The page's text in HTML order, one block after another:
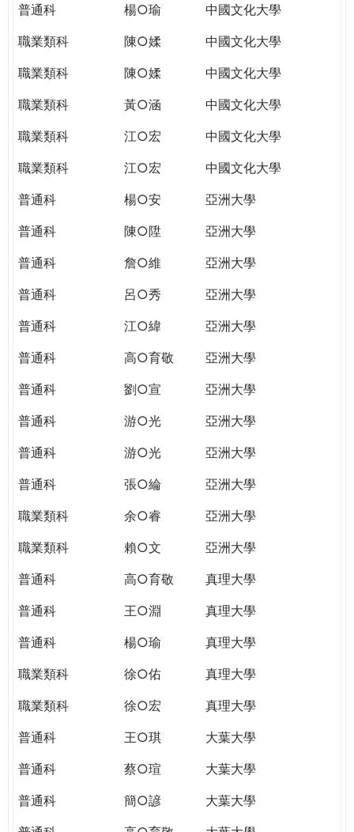
普通科
楊○瑜
中國文化大學
職業類科
陳○媃
中國文化大學
職業類科
陳○媃
中國文化大學
職業類科
黃○涵
中國文化大學
職業類科
江○宏
中國文化大學
職業類科
江○宏
中國文化大學
普通科
楊○安
亞洲大學
普通科
陳○陞
亞洲大學
普通科
詹○維
亞洲大學
普通科
呂○秀
亞洲大學
普通科
江○緯
亞洲大學
普通科
高○育敬
亞洲大學
普通科
劉○宣
亞洲大學
普通科
游○光
亞洲大學
普通科
游○光
亞洲大學
普通科
張○綸
亞洲大學
職業類科
余○睿
亞洲大學
職業類科
賴○文
亞洲大學
普通科
高○育敬
真理大學
普通科
王○淵
真理大學
普通科
楊○瑜
真理大學
職業類科
徐○佑
真理大學
職業類科
徐○宏
真理大學
普通科
王○琪
大葉大學
普通科
蔡○瑄
大葉大學
普通科
簡○諺
大葉大學